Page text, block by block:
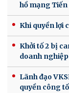
hồ mạng
Khi quyền lợi
Khởi tố 2 bị
doanh nghiệp
Lãnh đạo
quyền công